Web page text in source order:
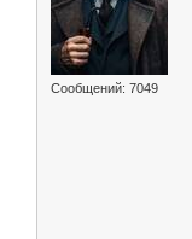
Сообщений: 7049